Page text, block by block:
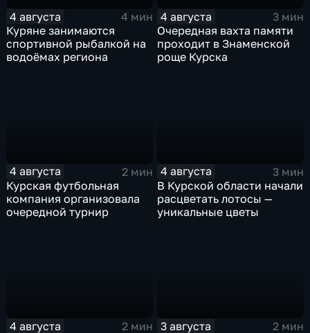
4 августа
4 мин
Куряне занимаются
спортивной рыбалкой на
водоёмах региона
4 августа
3 мин
Очередная вахта памяти
проходит в Знаменской
роще Курска
4 августа
2 мин
Курская футбольная
компания организовала
очередной турнир
4 августа
3 мин
В Курской области начали
расцветать лотосы —
уникальные цветы
4 августа
2 мин
3 августа
2 мин